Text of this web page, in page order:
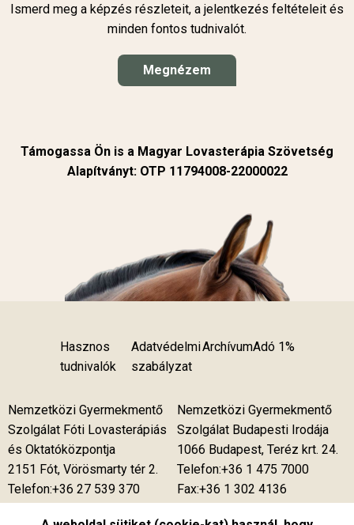
Ismerd meg a képzés részleteit, a jelentkezés feltételeit és
minden fontos tudnivalót.
Megnézem
Támogassa Ön is a Magyar Lovasterápia Szövetség
Alapítványt: OTP 11794008-22000022
Hasznos
tudnivalók
Adatvédelmi
szabályzat
ArchívumAdó 1%
Nemzetközi Gyermekmentő
Szolgálat Fóti Lovasterápiás
és Oktatóközpontja
2151 Fót, Vörösmarty tér 2.
Telefon:+36 27 539 370
Nemzetközi Gyermekmentő
Szolgálat Budapesti Irodája
1066 Budapest, Teréz krt. 24.
Telefon:+36 1 475 7000
Fax:+36 1 302 4136